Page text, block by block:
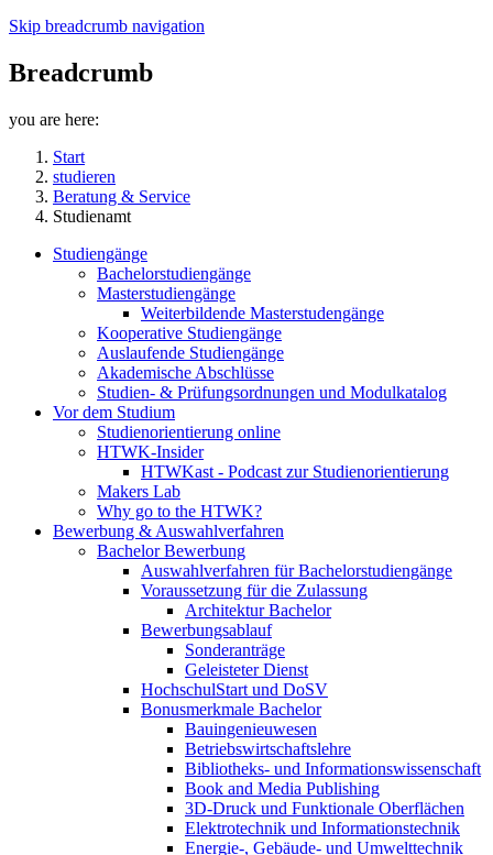
Skip breadcrumb navigation
Breadcrumb
you are here:
Start
studieren
Beratung & Service
Studienamt
Studiengänge
Bachelorstudiengänge
Masterstudiengänge
Weiterbildende Masterstudengänge
Kooperative Studiengänge
Auslaufende Studiengänge
Akademische Abschlüsse
Studien- & Prüfungsordnungen und Modulkatalog
Vor dem Studium
Studienorientierung online
HTWK-Insider
HTWKast - Podcast zur Studienorientierung
Makers Lab
Why go to the HTWK?
Bewerbung & Auswahlverfahren
Bachelor Bewerbung
Auswahlverfahren für Bachelorstudiengänge
Voraussetzung für die Zulassung
Architektur Bachelor
Bewerbungsablauf
Sonderanträge
Geleisteter Dienst
HochschulStart und DoSV
Bonusmerkmale Bachelor
Bauingenieuwesen
Betriebswirtschaftslehre
Bibliotheks- und Informationswissenschaft
Book and Media Publishing
3D-Druck und Funktionale Oberflächen
Elektrotechnik und Informationstechnik
Energie-, Gebäude- und Umwelttechnik